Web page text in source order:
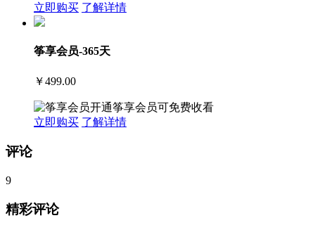
立即购买 了解详情
筝享会员-365天
￥499.00
开通筝享会员可免费收看
立即购买 了解详情
评论
9
精彩评论